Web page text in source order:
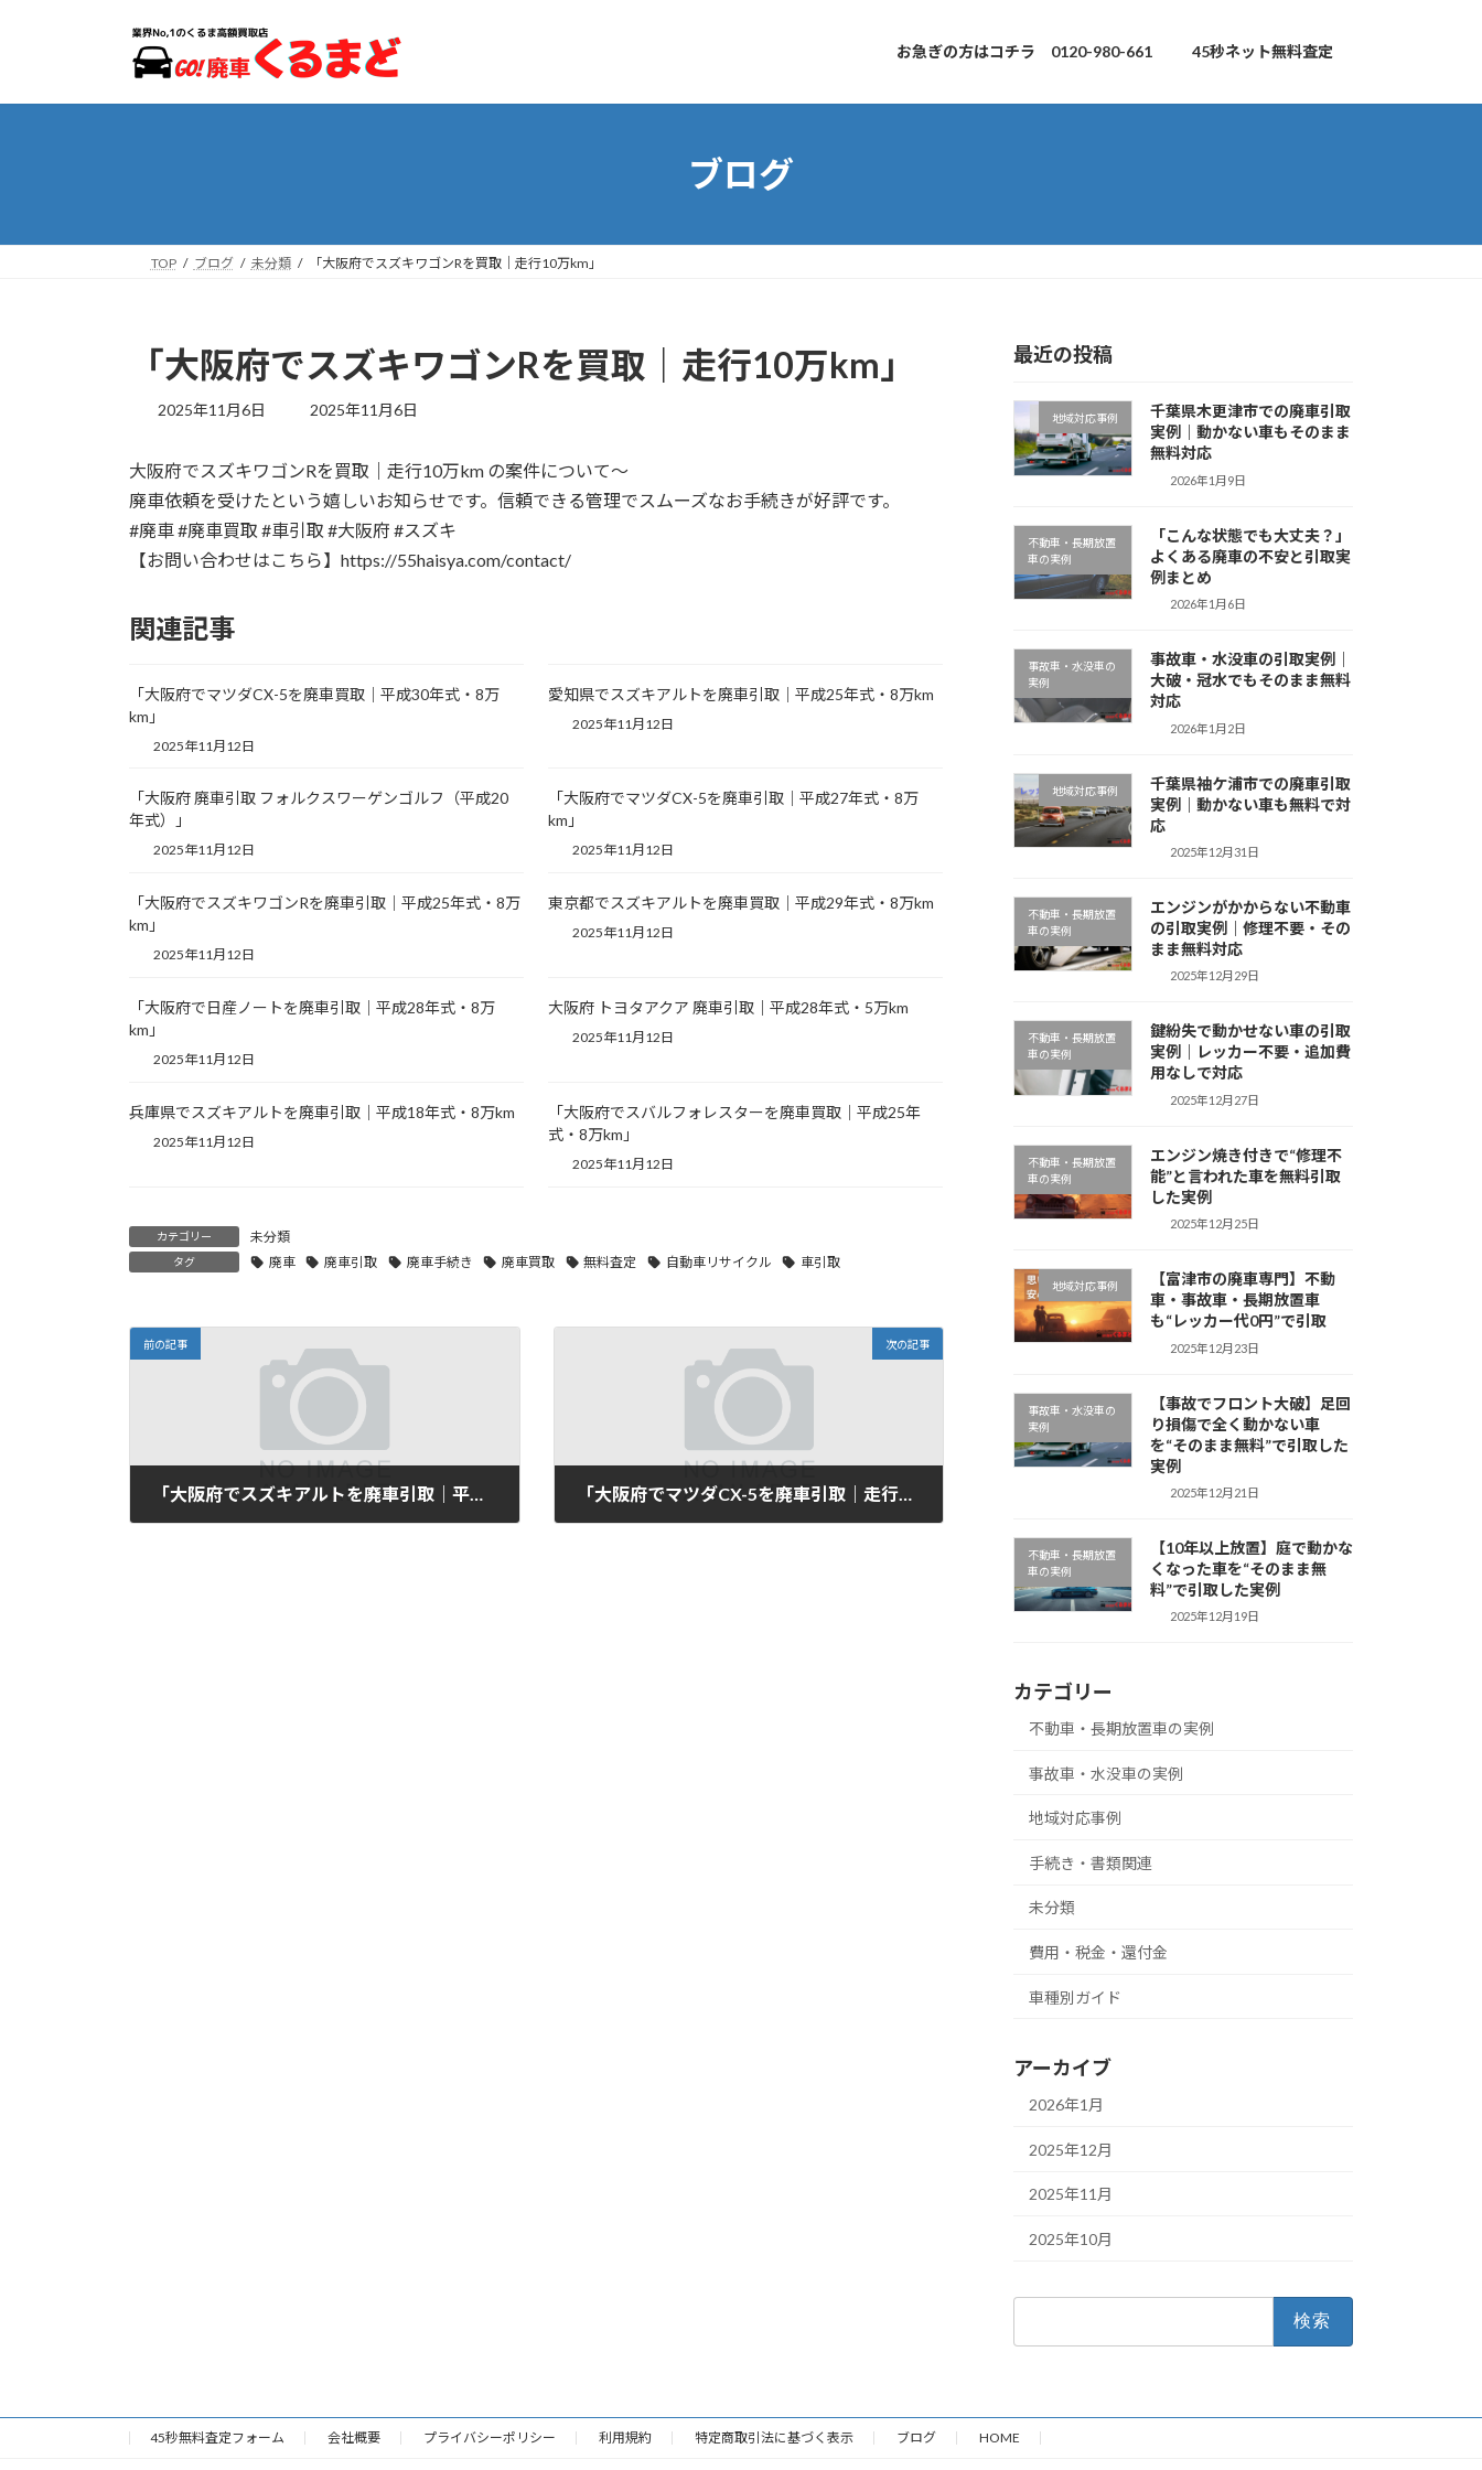
プ
動
お急ぎの方はコチラ 0120-980-661 45秒ネット無料査定
ブログ
TOP ブログ 未分類 「大阪府でスズキワゴンRを買取｜走行10万km」
「大阪府でスズキワゴンRを買取｜走行10万km」
2025年11月6日
最
新
日
時
:
2025年11月6日
大阪府でスズキワゴンRを買取｜走行10万km の案件について〜
廃車依頼を受けたという嬉しいお知らせです。信頼できる管理でスムーズなお手続きが好評です。
#廃車 #廃車買取 #車引取 #大阪府 #スズキ
【お問い合わせはこちら】https://55haisya.com/contact/
関連記事
「大阪府でマツダCX-5を廃車買取｜平成30年式・8万
km」
2025年11月12日
愛知県でスズキアルトを廃車引取｜平成25年式・8万km
2025年11月12日
「大阪府 廃車引取 フォルクスワーゲンゴルフ（平成20
年式）」
2025年11月12日
「大阪府でマツダCX-5を廃車引取｜平成27年式・8万
km」
2025年11月12日
「大阪府でスズキワゴンRを廃車引取｜平成25年式・8万
km」
2025年11月12日
東京都でスズキアルトを廃車買取｜平成29年式・8万km
2025年11月12日
「大阪府で日産ノートを廃車引取｜平成28年式・8万
km」
2025年11月12日
大阪府 トヨタアクア 廃車引取｜平成28年式・5万km
2025年11月12日
兵庫県でスズキアルトを廃車引取｜平成18年式・8万km
2025年11月12日
「大阪府でスバルフォレスターを廃車買取｜平成25年
式・8万km」
2025年11月12日
カテゴリー 未分類
タグ 廃車 廃車引取 廃車手続き 廃車買取 無料査定 自動車リサイクル 車引取
前の記事
「大阪府でスズキアルトを廃車引取｜平成25年式・8万km」
次の記事
「大阪府でマツダCX-5を廃車引取｜走行距離8万km」
最近の投稿
地域対応事例
千葉県木更津市での廃車引取
実例｜動かない車もそのまま
無料対応
2026年1月9日
不動車・長期放置
車の実例
「こんな状態でも大丈夫？」
よくある廃車の不安と引取実
例まとめ
2026年1月6日
事故車・水没車の
実例
事故車・水没車の引取実例｜
大破・冠水でもそのまま無料
対応
2026年1月2日
地域対応事例
千葉県袖ケ浦市での廃車引取
実例｜動かない車も無料で対
応
2025年12月31日
不動車・長期放置
車の実例
エンジンがかからない不動車
の引取実例｜修理不要・その
まま無料対応
2025年12月29日
不動車・長期放置
車の実例
鍵紛失で動かせない車の引取
実例｜レッカー不要・追加費
用なしで対応
2025年12月27日
不動車・長期放置
車の実例
エンジン焼き付きで“修理不
能”と言われた車を無料引取
した実例
2025年12月25日
地域対応事例
【富津市の廃車専門】不動
車・事故車・長期放置車
も“レッカー代0円”で引取
2025年12月23日
事故車・水没車の
実例
【事故でフロント大破】足回
り損傷で全く動かない車
を“そのまま無料”で引取した
実例
2025年12月21日
不動車・長期放置
車の実例
【10年以上放置】庭で動かな
くなった車を“そのまま無
料”で引取した実例
2025年12月19日
カテゴリー
不動車・長期放置車の実例
事故車・水没車の実例
地域対応事例
手続き・書類関連
未分類
費用・税金・還付金
車種別ガイド
アーカイブ
2026年1月
2025年12月
2025年11月
2025年10月
45秒無料査定フォーム 会社概要 プライバシーポリシー 利用規約 特定商取引法に基づく表示 ブログ HOME